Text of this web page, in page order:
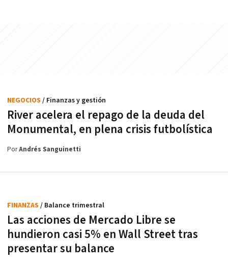
River acelera el repago de la deuda del
Monumental, en plena crisis futbolística
NEGOCIOS / Finanzas y gestión
PorAndrés Sanguinetti
Las acciones de Mercado Libre se
hundieron casi 5% en Wall Street tras
presentar su balance
FINANZAS / Balance trimestral